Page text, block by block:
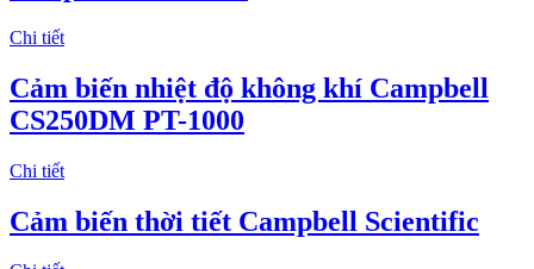
Chi tiết
Cảm biến nhiệt độ không khí Campbell
CS250DM PT-1000
Chi tiết
Cảm biến thời tiết Campbell Scientific